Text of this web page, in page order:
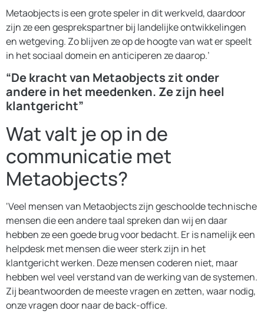
Metaobjects is een grote speler in dit werkveld, daardoor
zijn ze een gesprekspartner bij landelijke ontwikkelingen
en wetgeving. Zo blijven ze op de hoogte van wat er speelt
in het sociaal domein en anticiperen ze daarop.’
“De kracht van Metaobjects zit onder
andere in het meedenken. Ze zijn heel
klantgericht”
Wat valt je op in de
communicatie met
Metaobjects?
‘Veel mensen van Metaobjects zijn geschoolde technische
mensen die een andere taal spreken dan wij en daar
hebben ze een goede brug voor bedacht. Er is namelijk een
helpdesk met mensen die weer sterk zijn in het
klantgericht werken. Deze mensen coderen niet, maar
hebben wel veel verstand van de werking van de systemen.
Zij beantwoorden de meeste vragen en zetten, waar nodig,
onze vragen door naar de back-office.